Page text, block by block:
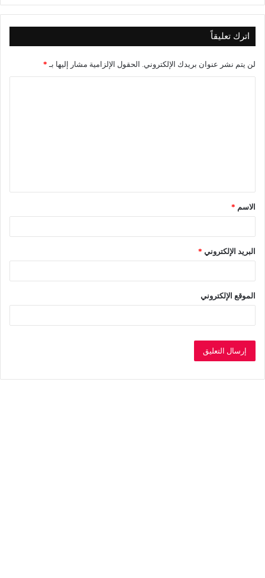
اترك تعليقاً
لن يتم نشر عنوان بريدك الإلكتروني. الحقول الإلزامية مشار إليها بـ *
ق
*
الاسم *
البريد الإلكتروني *
الموقع الإلكتروني